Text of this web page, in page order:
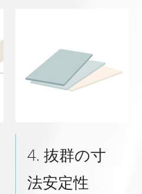
4. 抜群の寸
法安定性